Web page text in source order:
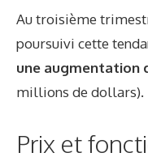
Au troisième
poursuivi cette
une augmentation
millions de dollars).
Prix ​​et